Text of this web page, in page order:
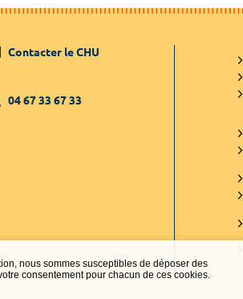
nous sommes susceptibles de déposer des
consentement pour chacun de ces cookies.
Contacter le CHU
04 67 33 67 33